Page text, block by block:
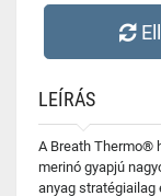
LEÍRÁS
A Breath Thermo®
merinó gyapjú
anyag stratégiailag